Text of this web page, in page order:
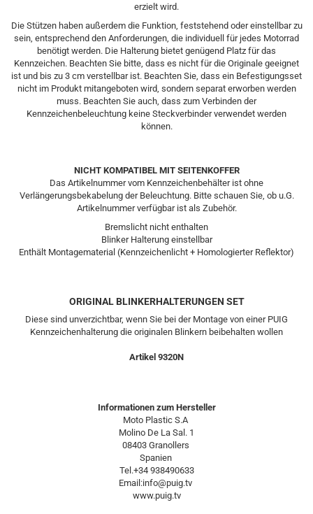
erzielt wird.
Die Stützen haben außerdem die Funktion, feststehend oder einstellbar zu
sein, entsprechend den Anforderungen, die individuell für jedes Motorrad
benötigt werden. Die Halterung bietet genügend Platz für das
Kennzeichen. Beachten Sie bitte, dass es nicht für die Originale geeignet
ist und bis zu 3 cm verstellbar ist. Beachten Sie, dass ein Befestigungsset
nicht im Produkt mitangeboten wird, sondern separat erworben werden
muss. Beachten Sie auch, dass zum Verbinden der
Kennzeichenbeleuchtung keine Steckverbinder verwendet werden
können.
NICHT KOMPATIBEL MIT SEITENKOFFER
Das Artikelnummer vom Kennzeichenbehälter ist ohne
Verlängerungsbekabelung der Beleuchtung. Bitte schauen Sie, ob u.G.
Artikelnummer verfügbar ist als Zubehör.
Bremslicht nicht enthalten
Blinker Halterung einstellbar
Enthält Montagematerial (Kennzeichenlicht + Homologierter Reflektor)
ORIGINAL BLINKERHALTERUNGEN SET
Diese sind unverzichtbar, wenn Sie bei der Montage von einer PUIG
Kennzeichenhalterung die originalen Blinkern beibehalten wollen
Artikel 9320N
​​​​​​​Informationen zum Hersteller
Moto Plastic S.A
Molino De La Sal. 1
08403 Granollers
Spanien
Tel.+34 938490633
Email:info@puig.tv
www.puig.tv